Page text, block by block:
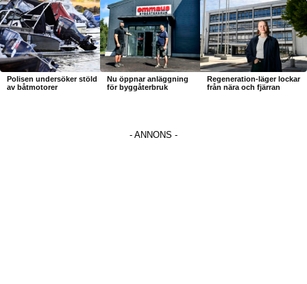
Polisen undersöker stöld
av båtmotorer
Nu öppnar anläggning
för byggåterbruk
Regeneration-läger lockar
från nära och fjärran